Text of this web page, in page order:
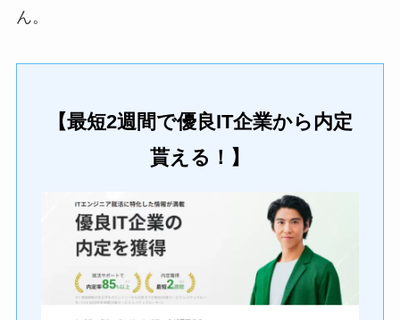
ん。
【最短2週間で優良IT企業から内定
貰える！】